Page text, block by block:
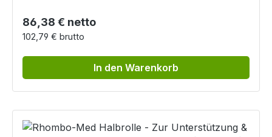
Regulärer Preis:
86,38 € netto
102,79 € brutto
In den Warenkorb